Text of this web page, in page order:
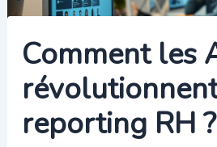
Comment les
reporting RH ?